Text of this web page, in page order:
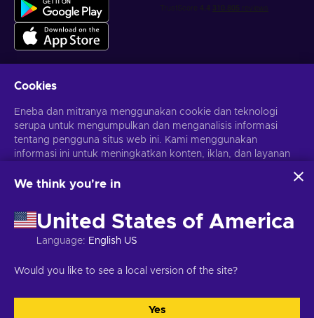
Berlangganan
Kamu dapat berhenti berlangganan kapan saja. Kunjungi
Hak Cipta © 2026 Eneba. Semua Hak Cipta Dilindungi Undang-
Cookies
Eneba dan mitranya menggunakan cookie dan teknologi
serupa untuk mengumpulkan dan menganalisis informasi
tentang pengguna situs web ini. Kami menggunakan
informasi ini untuk meningkatkan konten, iklan, dan layanan
personalisasi iklan.
penggunaan teknologi ini oleh Eneba dan mitranya. Kamu
dapat menyesuaikan persetujuanmu dengan mengklik
'Sesuaikan'.
menggunakan datamu, lihat Keamanan & Privasi Google
We think you're in
United States of America
Language: English US
Would you like to see a local version of the site?
Yes